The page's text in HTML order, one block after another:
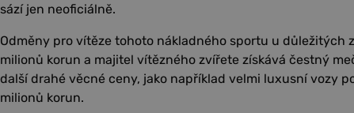
sází jen neoficiálně.
Odměny pro vítěze tohoto nákladného sportu u důležitých
milionů korun a majitel vítězného zvířete získává čestný
další drahé věcné ceny, jako například velmi luxusní vozy
milionů korun.